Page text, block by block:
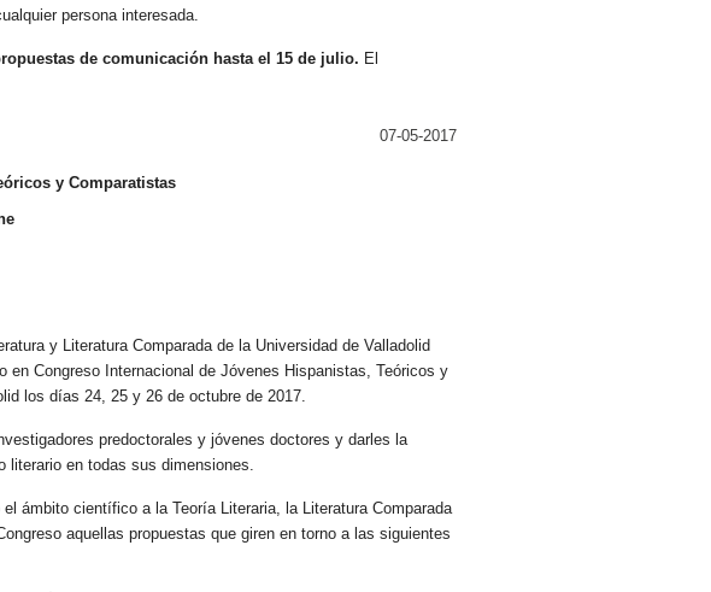
persona interesada.
de comunicación hasta el 15 de julio. El
07-05-2017
y Comparatistas
y Literatura Comparada de la Universidad de Valladolid
Congreso Internacional de Jóvenes Hispanistas, Teóricos y
los días 24, 25 y 26 de octubre de 2017.
predoctorales y jóvenes doctores y darles la
en todas sus dimensiones.
el ámbito científico a la Teoría Literaria, la Literatura Comparada
aquellas propuestas que giren en torno a las siguientes